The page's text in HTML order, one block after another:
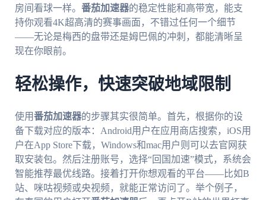
房间看球一样。 番茄加速器的稳定性能和高带宽，能支
持你观看4K超高清的赛事画面，不错过任何一个细节
——无论是梅西的盘带还是姆巴佩的冲刺，都能清晰呈
现在你眼前。
轻松操作，快速突破地域限制
使用番茄加速器的步骤其实很简单。首先，根据你的设
备下载对应的版本：Android用户在应用商店搜索，iOS用
户在App Store下载，Windows和mac用户则可以去官网获
取安装包。然后注册账号，选择“回国加速”模式，系统会
智能推荐最优线路。接着打开你想观看的平台——比如B
站、咪咕视频或央视频，就能正常访问了。举个例子，